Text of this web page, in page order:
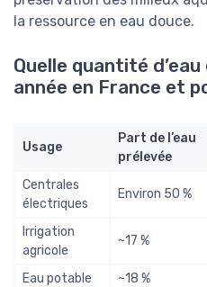
la ressource en eau douce.
Quelle quantité
année en France et
Usage
Part de l’eau
prélevée
Centrales
électriques
Environ 50 %
Irrigation
agricole
~17 %
Eau potable ~18 %